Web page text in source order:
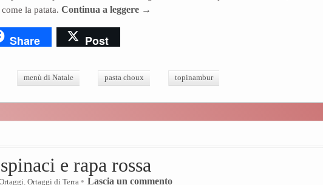
la patata. Continua a leggere →
Share Post
menù di Natale pasta choux topinambur
e rapa rossa
Ortaggi di Terra Lascia un commento